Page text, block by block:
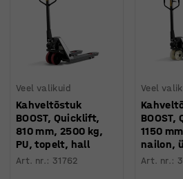
Veel valikuid
Kahveltõstuk
BOOST, Quicklift,
810 mm, 2500 kg,
PU, topelt, hall
Art. nr.: 31762
Veel
1150
nailon,
Art. nr.: